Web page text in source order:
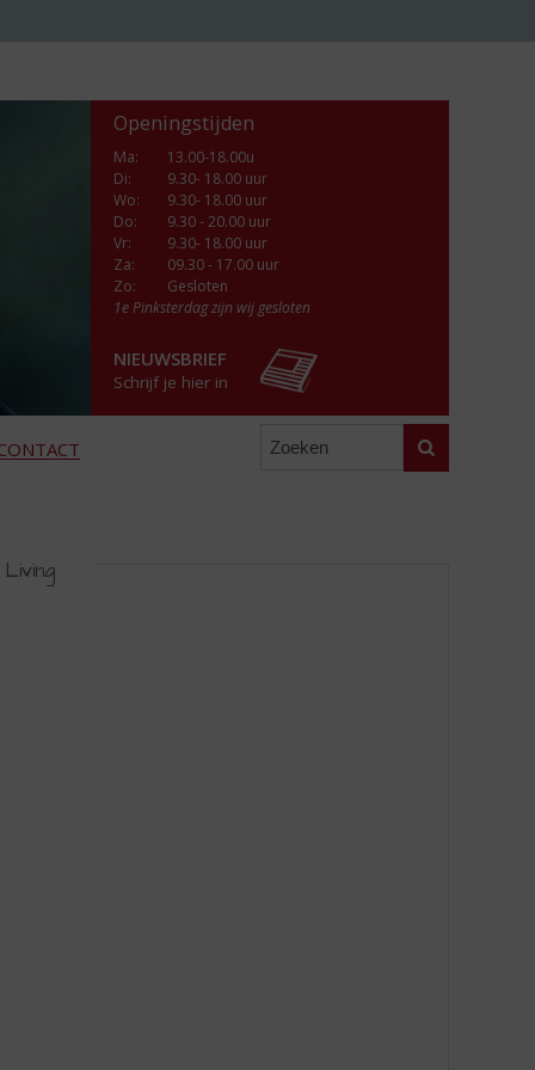
Openingstijden
Ma:
13.00-18.00u
Di:
9.30- 18.00 uur
Wo:
9.30- 18.00 uur
Do:
9.30 - 20.00 uur
Vr:
9.30- 18.00 uur
Za:
09.30 - 17.00 uur
Zo:
Gesloten
1e Pinksterdag zijn wij gesloten
NIEUWSBRIEF
Schrijf je hier in
Zoeken